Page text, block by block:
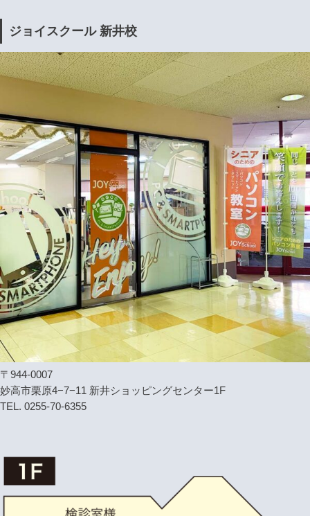
ジョイスクール 新井校
〒944-0007
妙高市栗原4−7−11 新井ショッピングセンター1F
TEL. 0255-70-6355